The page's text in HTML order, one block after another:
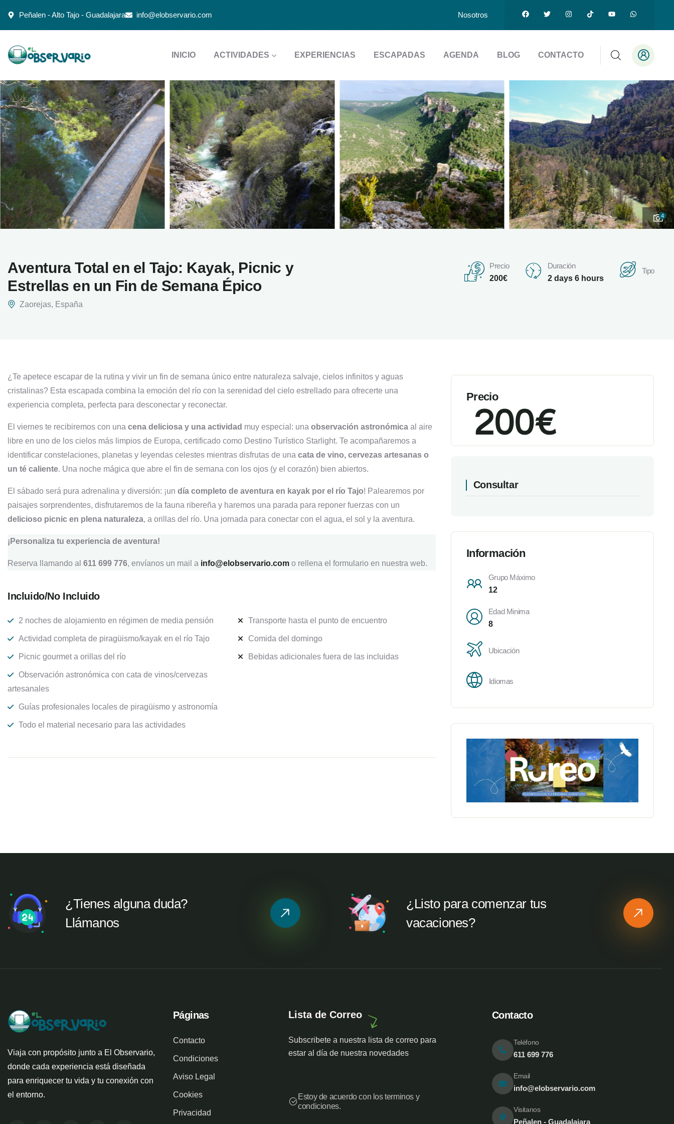
Peñalen - Alto Tajo - Guadalajara info@elobservario.com Nosotros
INICIO ACTIVIDADES EXPERIENCIAS ESCAPADAS AGENDA BLOG CONTACTO
4
Aventura Total en el Tajo: Kayak, Picnic y
Estrellas en un Fin de Semana Épico
Zaorejas, España
Precio
200€
Duración
2 days 6 hours
Tipo
¿ Te apetece escapar de la rutina y vivir un fin de semana único entre naturaleza salvaje, cielos infinitos y aguas
cristalinas? Esta escapada combina la emoción del río con la serenidad del cielo estrellado para ofrecerte una
experiencia completa, perfecta para desconectar y reconectar.
El viernes te recibiremos con una cena deliciosa y una actividad muy especial: una observación astronómica al aire
libre en uno de los cielos más limpios de Europa, certificado como Destino Turístico Starlight. Te acompañaremos a
identificar constelaciones, planetas y leyendas celestes mientras disfrutas de una cata de vino, cervezas artesanas o
un té caliente. Una noche mágica que abre el fin de semana con los ojos (y el corazón) bien abiertos.
El sábado será pura adrenalina y diversión: ¡un día completo de aventura en kayak por el río Tajo! Palearemos por
paisajes sorprendentes, disfrutaremos de la fauna ribereña y haremos una parada para reponer fuerzas con un
delicioso picnic en plena naturaleza, a orillas del río. Una jornada para conectar con el agua, el sol y la aventura.
¡Personaliza tu experiencia de aventura!
Reserva llamando al 611 699 776, envíanos un mail a info@elobservario.com o rellena el formulario en nuestra web.
Incluido/No Incluido
2 noches de alojamiento en régimen de media pensión
Actividad completa de piragüismo/kayak en el río Tajo
Picnic gourmet a orillas del río
Observación astronómica con cata de vinos/cervezas
artesanales
Guías profesionales locales de piragüismo y astronomía
Todo el material necesario para las actividades
Transporte hasta el punto de encuentro
Comida del domingo
Bebidas adicionales fuera de las incluidas
Precio
200€
Consultar
Información
Grupo Máximo
12
Edad Minima
8
Ubicación
Idiomas
¿Tienes alguna duda?
Llámanos
¿Listo para comenzar tus
vacaciones?
Viaja con propósito junto a El Observario,
donde cada experiencia está diseñada
para enriquecer tu vida y tu conexión con
el entorno.
Páginas
Contacto
Condiciones
Aviso Legal
Cookies
Privacidad
Lista de Correo
Subscribete a nuestra lista de correo para
estar al día de nuestra novedades
Estoy de acuerdo con los terminos y
condiciones.
Contacto
Teléfono
611 699 776
Email
info@elobservario.com
Visitanos
Peñalen - Guadalajara